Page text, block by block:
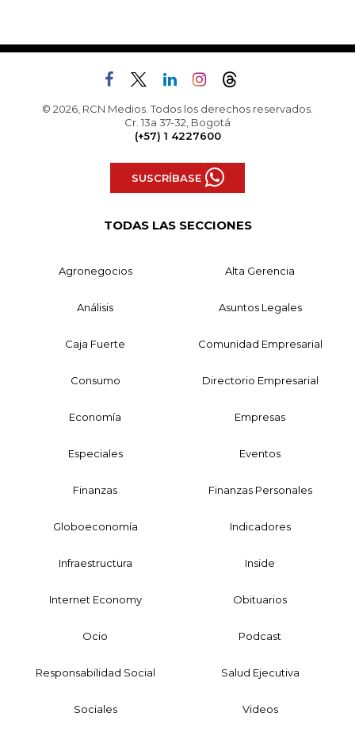
© 2026, RCN Medios. Todos los derechos reservados.
Cr. 13a 37-32, Bogotá
(+57) 1 4227600
SUSCRÍBASE
TODAS LAS SECCIONES
Agronegocios Alta Gerencia
Análisis Asuntos Legales
Caja Fuerte Comunidad Empresarial
Consumo Directorio Empresarial
Economía Empresas
Especiales Eventos
Finanzas Finanzas Personales
Globoeconomía Indicadores
Infraestructura Inside
Internet Economy Obituarios
Ocio Podcast
Responsabilidad Social Salud Ejecutiva
Sociales Videos